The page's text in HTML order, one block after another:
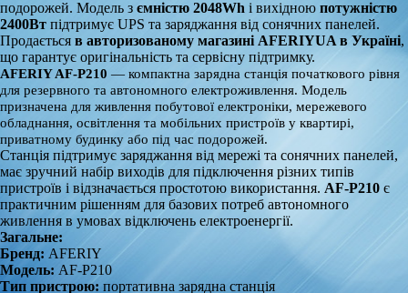
подорожей. Модель з ємністю 2048Wh і вихідною потужністю
2400Вт підтримує UPS та заряджання від сонячних панелей.
Продається в авторизованому магазині AFERIYUA в Україні,
що гарантує оригінальність та сервісну підтримку.
AFERIY AF-P210 — компактна зарядна станція початкового рівня
для резервного та автономного електроживлення. Модель
призначена для живлення побутової електроніки, мережевого
обладнання, освітлення та мобільних пристроїв у квартирі,
приватному будинку або під час подорожей.
Станція підтримує заряджання від мережі та сонячних панелей,
має зручний набір виходів для підключення різних типів
пристроїв і відзначається простотою використання. AF-P210 є
практичним рішенням для базових потреб автономного
живлення в умовах відключень електроенергії.
Загальне:
Бренд: AFERIY
Модель: AF-P210
Тип пристрою: портативна зарядна станція